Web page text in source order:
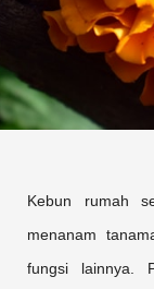
Kebun rumah
menanam
fungsi lainnya.